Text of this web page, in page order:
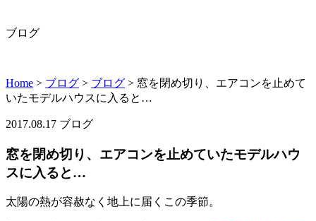
ブログ
Home > ブログ > ブログ > 窓を閉め切り、エアコンを止めて
いたモデルハウスに入ると…
2017.08.17 ブログ
窓を閉め切り、エアコンを止めていたモデルハウ
スに入ると…
太陽の熱が容赦なく地上に届くこの季節。